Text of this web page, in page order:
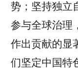
势；坚持独立
参与全球治理
作出贡献的显
们坚定中国特